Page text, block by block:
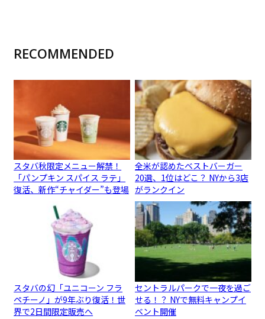
RECOMMENDED
スタバ秋限定メニュー解禁！
「パンプキン スパイス ラテ」
復活、新作“チャイダー”も登場
全米が認めたベストバーガー
20選、1位はどこ？ NYから3店
がランクイン
スタバの幻「ユニコーン フラ
ペチーノ」が9年ぶり復活！世
界で2日間限定販売へ
セントラルパークで一夜を過ご
せる！？ NYで無料キャンプイ
ベント開催